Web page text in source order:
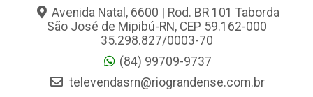
Avenida Natal, 6600 | Rod. BR 101 Taborda
São José de Mipibú-RN, CEP 59.162-000
35.298.827/0003-70
(84) 99709-9737
televendasrn@riograndense.com.br